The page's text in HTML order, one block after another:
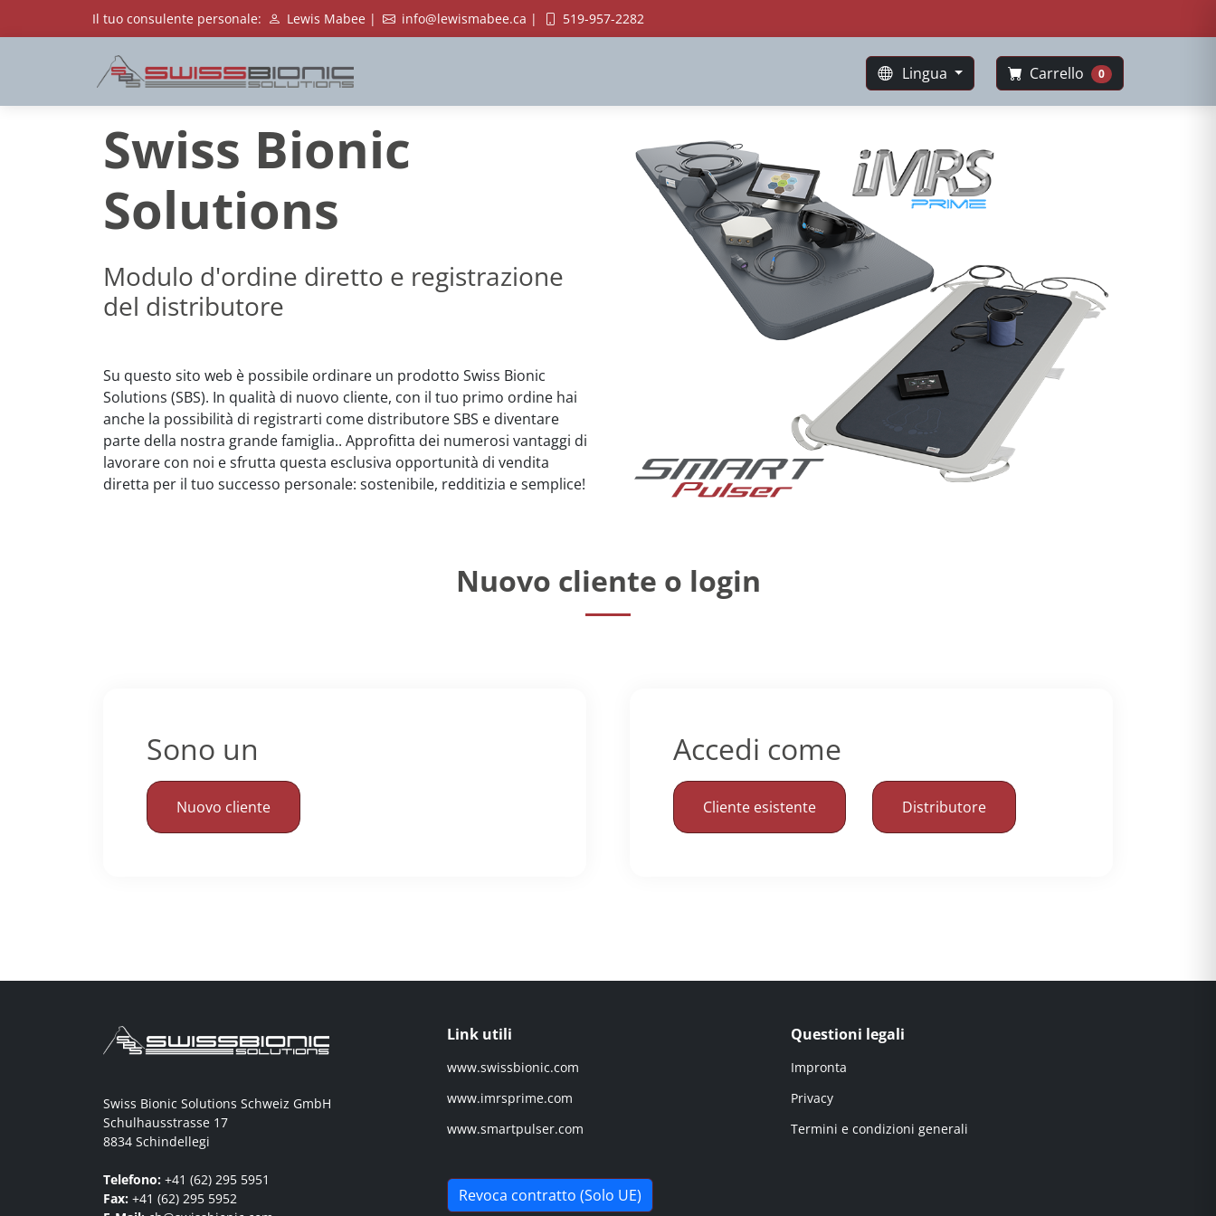
Il tuo consulente personale: Lewis Mabee | info@lewismabee.ca | 519-957-2282
Lingua Carrello 0
Swiss Bionic
Solutions
Modulo d'ordine diretto e registrazione
del distributore
Su questo sito web è possibile ordinare un prodotto Swiss Bionic
Solutions (SBS). In qualità di nuovo cliente, con il tuo primo ordine hai
anche la possibilità di registrarti come distributore SBS e diventare
parte della nostra grande famiglia.. Approfitta dei numerosi vantaggi di
lavorare con noi e sfrutta questa esclusiva opportunità di vendita
diretta per il tuo successo personale: sostenibile, redditizia e semplice!
Nuovo cliente o login
Sono un
Nuovo cliente
Accedi come
Cliente esistente Distributore
Swiss Bionic Solutions Schweiz GmbH
Schulhausstrasse 17
8834 Schindellegi
Telefono: +41 (62) 295 5951
Fax: +41 (62) 295 5952
Link utili
www.swissbionic.com
www.imrsprime.com
www.smartpulser.com
Revoca contratto (Solo UE)
Questioni legali
Impronta
Privacy
Termini e condizioni generali